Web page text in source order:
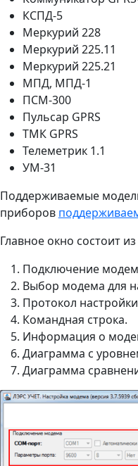
КСПД-5
Меркурий 228
Меркурий 225.11
Меркурий 225.21
МПД, МПД-1
ПСМ-300
Пульсар GPRS
ТМК GPRS
Телеметрик 1.1
УМ-31
Поддерживаемые
приборов
Главное окно состоит
Подключение
Выбор модема для
Протокол
Командная строка.
Информация о
Диаграмма с
Диаграмма